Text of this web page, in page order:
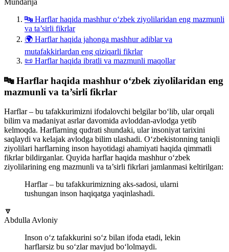
🔤 Harflar haqida mashhur o‘zbek ziyolilaridan eng mazmunli
va ta’sirli fikrlar
🌍 Harflar haqida jahonga mashhur adiblar va
mutafakkirlardan eng qiziqarli fikrlar
📜 Harflar haqida ibratli va mazmunli maqollar
🔤 Harflar haqida mashhur o‘zbek ziyolilaridan eng
mazmunli va ta’sirli fikrlar
Harflar – bu tafakkurimizni ifodalovchi belgilar bo‘lib, ular orqali
bilim va madaniyat asrlar davomida avloddan-avlodga yetib
kelmoqda. Harflarning qudrati shundaki, ular insoniyat tarixini
saqlaydi va kelajak avlodga bilim ulashadi. O‘zbekistonning taniqli
ziyolilari harflarning inson hayotidagi ahamiyati haqida qimmatli
fikrlar bildirganlar. Quyida harflar haqida mashhur o‘zbek
ziyolilarining eng mazmunli va ta’sirli fikrlari jamlanmasi keltirilgan:
Harflar – bu tafakkurimizning aks-sadosi, ularni
tushungan inson haqiqatga yaqinlashadi.
🔽
Abdulla Avloniy
Inson o‘z tafakkurini so‘z bilan ifoda etadi, lekin
harflarsiz bu so‘zlar mavjud bo‘lolmaydi.